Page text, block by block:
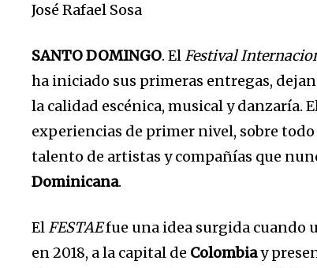
José Rafael Sosa
SANTO DOMINGO.El Festival
ha iniciado sus primeras entregas,
la calidad escénica, musical y danzaría.
experiencias de primer nivel, sobre
talento de artistas y compañías que
Dominicana.
El FESTAEfue una idea surgida cuando
en 2018, a la capital de Colombiay